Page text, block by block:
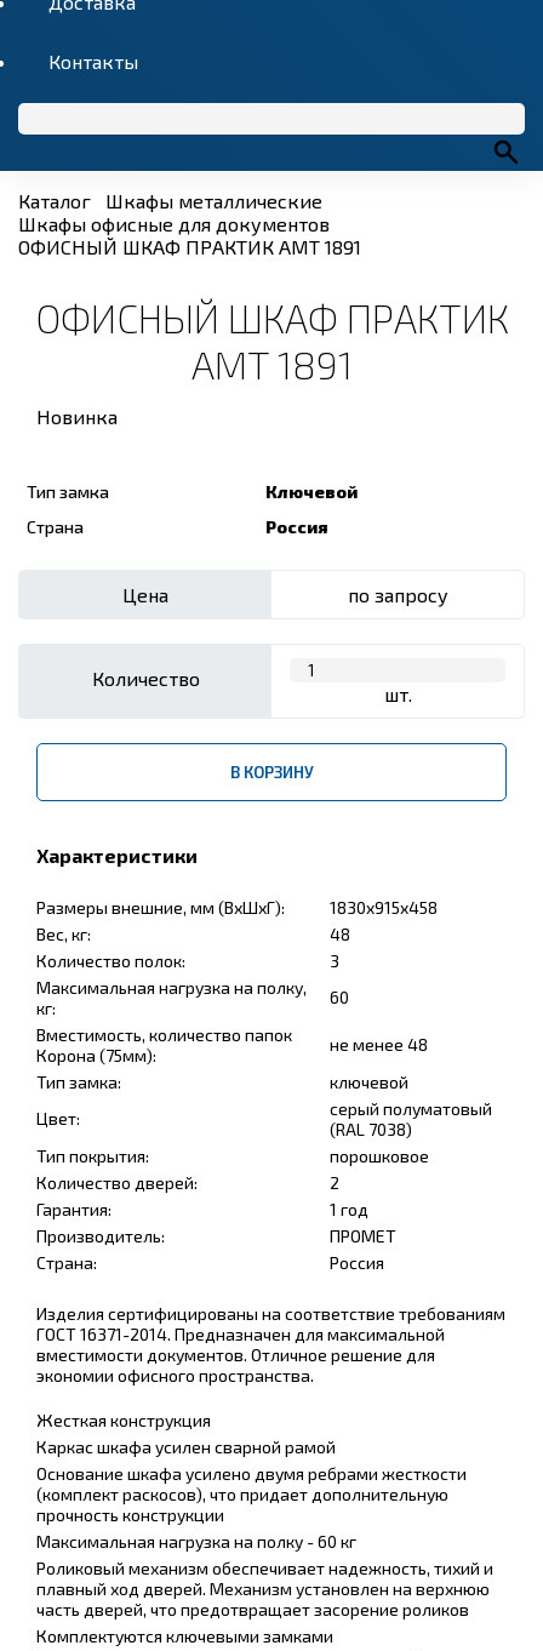
Контакты
Каталог
Шкафы металлические
Шкафы офисные для документов
ОФИСНЫЙ ШКАФ ПРАКТИК AMT 1891
ОФИСНЫЙ ШКАФ ПРАКТИК
AMT 1891
Новинка
Тип замка
Ключевой
Страна
Россия
Цена по запросу
Количество
шт.
В КОРЗИНУ
Характеристики
Размеры внешние, мм (ВхШхГ):
1830x915x458
Вес, кг:
48
Количество полок:
3
Максимальная нагрузка на полку,
кг:
60
Вместимость, количество папок
Корона (75мм):
не менее 48
Тип замка:
ключевой
Цвет:
серый полуматовый
(RAL 7038)
Тип покрытия:
порошковое
Количество дверей:
2
Гарантия:
1 год
Производитель:
ПРОМЕТ
Страна:
Россия
Изделия сертифицированы на соответствие требованиям
ГОСТ 16371-2014. Предназначен для максимальной
вместимости документов. Отличное решение для
экономии офисного пространства.
Жесткая конструкция
Каркас шкафа усилен сварной рамой
Основание шкафа усилено двумя ребрами жесткости
(комплект раскосов), что придает дополнительную
прочность конструкции
Максимальная нагрузка на полку - 60 кг
Роликовый механизм обеспечивает надежность, тихий и
плавный ход дверей. Механизм установлен на верхнюю
часть дверей, что предотвращает засорение роликов
Комплектуются ключевыми замками